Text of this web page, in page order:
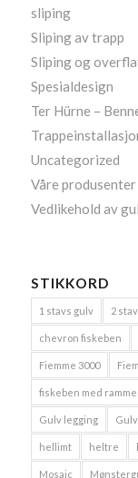
sliping
Sliping av trapp
Sliping og
Spesialdesign
Ter Hürne –
Uncategorized
Våre produsenter
Vedlikehold av
STIKKORD
1 stavs gulv 2
chevron fiskeben
Fiemme 3000
fiskeben med ramme
Gulv legging
hellimt heltre
Mosaic